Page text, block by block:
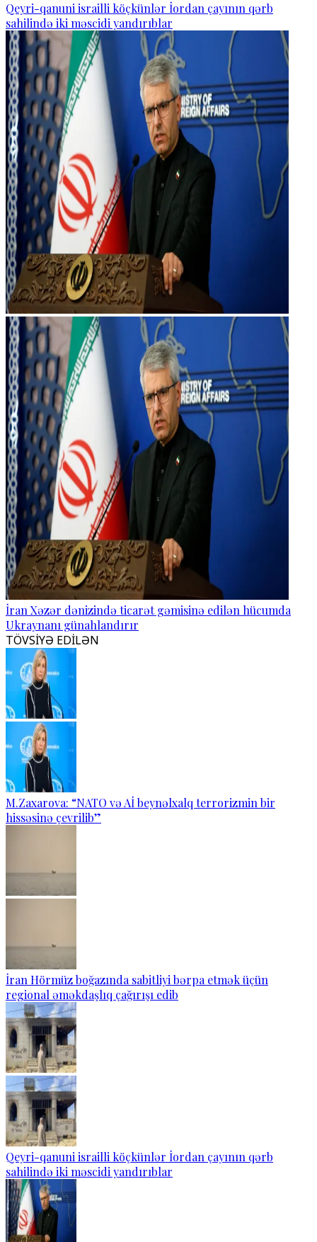
Qeyri-qanuni israilli köçkünlər İordan çayının qərb
sahilində iki məscidi yandırıblar
İran Xəzər dənizində ticarət gəmisinə edilən hücumda
Ukraynanı günahlandırır
TÖVSİYƏ EDİLƏN
M.Zaxarova: “NATO və Aİ beynəlxalq terrorizmin bir
hissəsinə çevrilib”
İran Hörmüz boğazında sabitliyi bərpa etmək üçün
regional əməkdaşlıq çağırışı edib
Qeyri-qanuni israilli köçkünlər İordan çayının qərb
sahilində iki məscidi yandırıblar